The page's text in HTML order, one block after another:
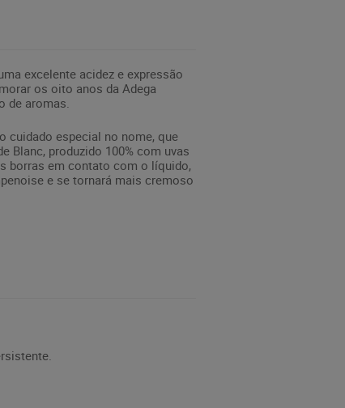
excelente acidez e expressão
os oito anos da Adega
de aromas.
cuidado especial no nome, que
Blanc, produzido 100% com uvas
borras em contato com o líquido,
e se tornará mais cremoso